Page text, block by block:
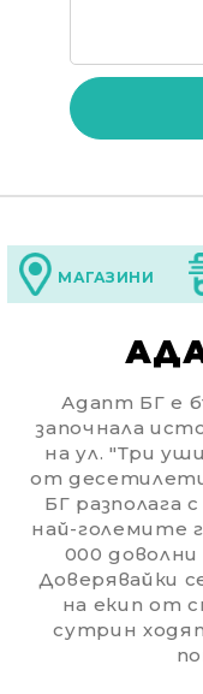
МАГАЗИНИ
Адапт БГ е
започнала
на ул. "Три
от
БГ разполага
най-големите
000
Доверявайки
на екип от
сутрин